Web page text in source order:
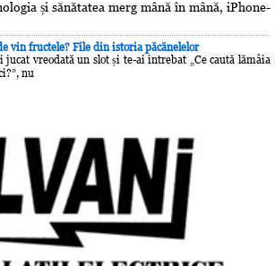
și sănătatea merg mână în mână, iPhone-
vin fructele? File din istoria păcănelelor
jucat vreodată un slot și te-ai întrebat „Ce caută lămâia
nu